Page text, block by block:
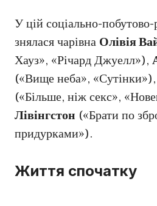
У цій соціально-
знялася чарівна Олівія
Хауз», «Річард Джуелл»),
(«Вище неба», «Сутінки»),
(«Більше, ніж секс»,
Лівінгстон («Брати по
придурками»).
Життя спочатку